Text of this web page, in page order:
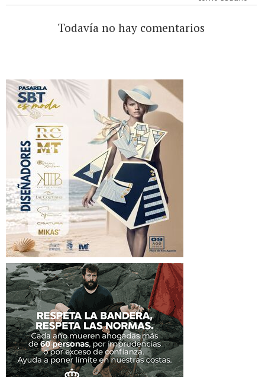
Todavía no hay comentarios